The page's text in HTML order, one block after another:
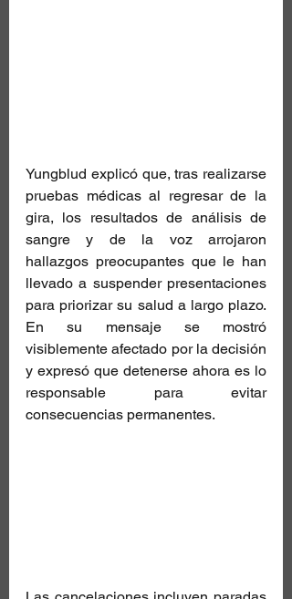
Yungblud explicó que, tras realizarse
pruebas médicas al regresar de la
gira, los resultados de análisis de
sangre y de la voz arrojaron
hallazgos preocupantes que le han
llevado a suspender presentaciones
para priorizar su salud a largo plazo.
En su mensaje se mostró
visiblemente afectado por la decisión
y expresó que detenerse ahora es lo
responsable para evitar
consecuencias permanentes.